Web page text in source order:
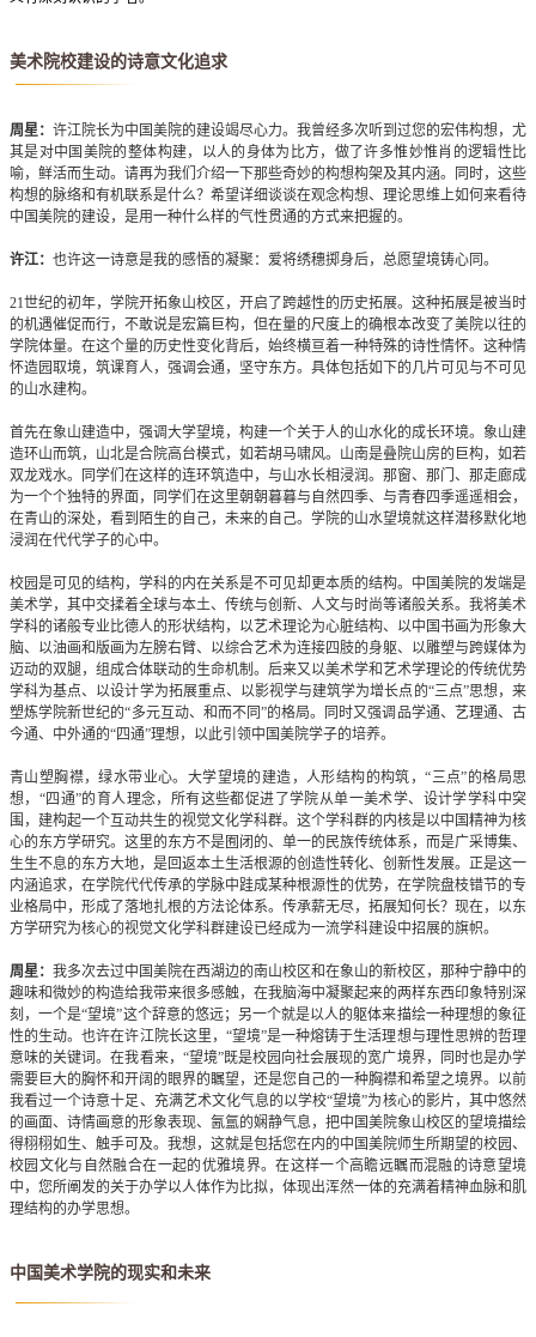
美术院校建设的诗意文化追求
周星： 许江院长为中国美院的建设竭尽心力。我曾经多次听到过您的宏伟构想，尤
其是对中国美院的整体构建，以人的身体为比方，做了许多惟妙惟肖的逻辑性比
喻，鲜活而生动。请再为我们介绍一下那些奇妙的构想构架及其内涵。同时，这些
构想的脉络和有机联系是什么？希望详细谈谈在观念构想、理论思维上如何来看待
中国美院的建设，是用一种什么样的气性贯通的方式来把握的。
许江： 也许这一诗意是我的感悟的凝聚：爱将绣穗掷身后，总愿望境铸心同。
21世纪的初年，学院开拓象山校区，开启了跨越性的历史拓展。这种拓展是被当时
的机遇催促而行，不敢说是宏篇巨构，但在量的尺度上的确根本改变了美院以往的
学院体量。在这个量的历史性变化背后，始终横亘着一种特殊的诗性情怀。这种情
怀造园取境，筑课育人，强调会通，坚守东方。具体包括如下的几片可见与不可见
的山水建构。
首先在象山建造中，强调大学望境，构建一个关于人的山水化的成长环境。象山建
造环山而筑，山北是合院高台模式，如若胡马啸风。山南是叠院山房的巨构，如若
双龙戏水。同学们在这样的连环筑造中，与山水长相浸润。那窗、那门、那走廊成
为一个个独特的界面，同学们在这里朝朝暮暮与自然四季、与青春四季遥遥相会，
在青山的深处，看到陌生的自己，未来的自己。学院的山水望境就这样潜移默化地
浸润在代代学子的心中。
校园是可见的结构，学科的内在关系是不可见却更本质的结构。中国美院的发端是
美术学，其中交揉着全球与本土、传统与创新、人文与时尚等诸般关系。我将美术
学科的诸般专业比德人的形状结构，以艺术理论为心脏结构、以中国书画为形象大
脑、以油画和版画为左膀右臂、以综合艺术为连接四肢的身躯、以雕塑与跨媒体为
迈动的双腿，组成合体联动的生命机制。后来又以美术学和艺术学理论的传统优势
学科为基点、以设计学为拓展重点、以影视学与建筑学为增长点的“三点”思想，来
塑炼学院新世纪的“多元互动、和而不同”的格局。同时又强调品学通、艺理通、古
今通、中外通的“四通”理想，以此引领中国美院学子的培养。
青山塑胸襟，绿水带业心。大学望境的建造，人形结构的构筑，“三点”的格局思
想，“四通”的育人理念，所有这些都促进了学院从单一美术学、设计学学科中突
围，建构起一个互动共生的视觉文化学科群。这个学科群的内核是以中国精神为核
心的东方学研究。这里的东方不是囿闭的、单一的民族传统体系，而是广采博集、
生生不息的东方大地，是回返本土生活根源的创造性转化、创新性发展。正是这一
内涵追求，在学院代代传承的学脉中跬成某种根源性的优势，在学院盘枝错节的专
业格局中，形成了落地扎根的方法论体系。传承薪无尽，拓展知何长？现在，以东
方学研究为核心的视觉文化学科群建设已经成为一流学科建设中招展的旗帜。
周星： 我多次去过中国美院在西湖边的南山校区和在象山的新校区，那种宁静中的
趣味和微妙的构造给我带来很多感触，在我脑海中凝聚起来的两样东西印象特别深
刻，一个是“望境”这个辞意的悠远；另一个就是以人的躯体来描绘一种理想的象征
性的生动。也许在许江院长这里，“望境”是一种熔铸于生活理想与理性思辨的哲理
意味的关键词。在我看来，“望境”既是校园向社会展现的宽广境界，同时也是办学
需要巨大的胸怀和开阔的眼界的瞩望，还是您自己的一种胸襟和希望之境界。以前
我看过一个诗意十足、充满艺术文化气息的以学校“望境”为核心的影片，其中悠然
的画面、诗情画意的形象表现、氤氲的娴静气息，把中国美院象山校区的望境描绘
得栩栩如生、触手可及。我想，这就是包括您在内的中国美院师生所期望的校园、
校园文化与自然融合在一起的优雅境界。在这样一个高瞻远瞩而混融的诗意望境
中，您所阐发的关于办学以人体作为比拟，体现出浑然一体的充满着精神血脉和肌
理结构的办学思想。
中国美术学院的现实和未来